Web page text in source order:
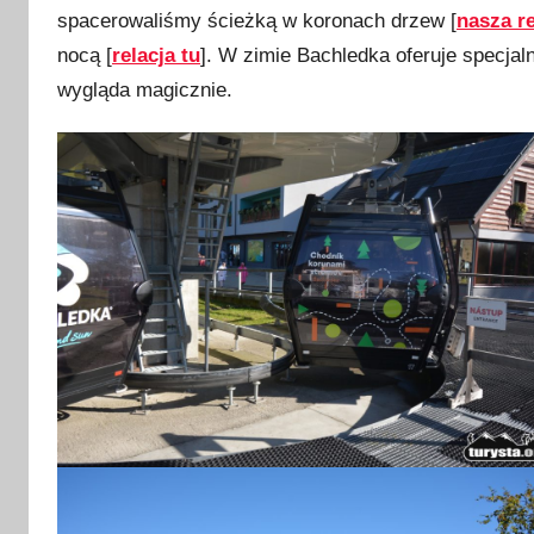
spacerowaliśmy ścieżką w koronach drzew [nasza
nocą [relacja tu]. W zimie Bachledka oferuje
wygląda magicznie.